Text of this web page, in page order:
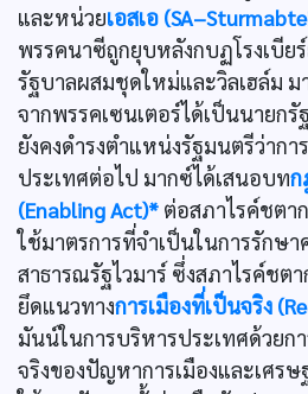
และหน่วยเอสเอ
พรรคนาซีถูกยุบหลังกบฏโรงเบีย
รัฐบาลผสมชุดใหม่และวิลเฮล์ม ม
จากพรรคเซนเตอร์ได้เป็นนายก
ยังคงดำรงตำแหน่งรัฐมนตรีว่ากา
ประเทศต่อไป มากซ์ได้เสนอบทก
(Enabling Act)* ต่อสภาไรค์ชตา
ใช้มาตรการที่จำเป็นในการรักษ
สาธารณรัฐไวมาร์ ซึ่งสภาไรค์ช
ยึดแนวทางการเมืองที่เป็นจริง
มันน์ในการบริหารประเทศด้วยก
จริงของปัญหาการเมืองและเศร